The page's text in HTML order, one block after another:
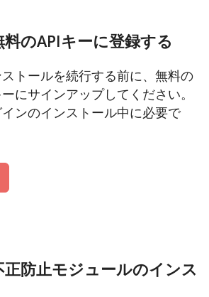
のAPIキーに登録する
トールを続行する前に、無料の
にサインアップしてください。
ンのインストール中に必要で
防止モジュールのインス